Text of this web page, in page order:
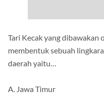
Tari Kecak yang dibawakan
membentuk sebuah
daerah yaitu…
A. Jawa Timur